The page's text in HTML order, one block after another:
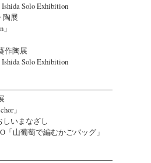
Solo Exhibition
陶展
作陶展
Solo Exhibition
」
いまなざし
「山葡萄で編むかごバッグ」